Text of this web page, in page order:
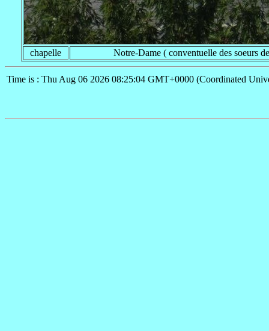
chapelle Notre-Dame ( conventuelle des soeurs
Time is : Thu Aug 06 2026 08:25:04 GMT+0000 (Coordinated